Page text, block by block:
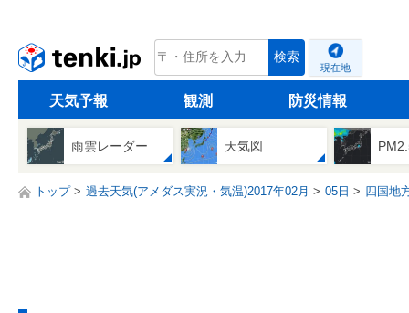
tenki.jp 検索
現在地
天気予報 観測 防災情報
雨雲レーダー 天気図
トップ 過去天気(アメダス実況・気温)2017年02月 05日 四国地